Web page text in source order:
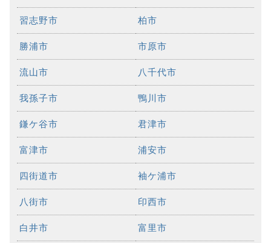
習志野市 柏市
勝浦市 市原市
流山市 八千代市
我孫子市 鴨川市
鎌ケ谷市 君津市
富津市 浦安市
四街道市 袖ケ浦市
八街市 印西市
白井市 富里市